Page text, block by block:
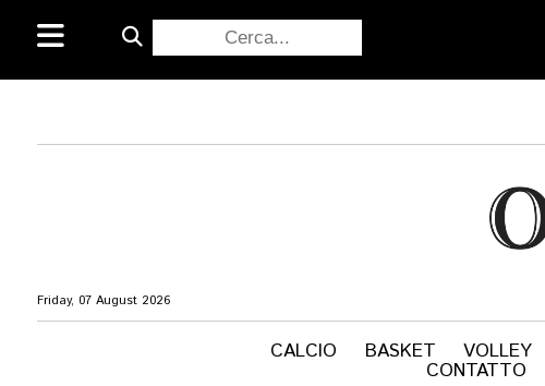
Friday, 07 August 2026
CALCIO BASKET VOLLEY
CONTATTO